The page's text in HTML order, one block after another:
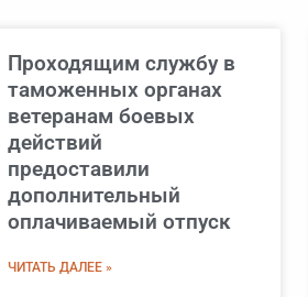
Проходящим службу в
таможенных органах
ветеранам боевых
действий
предоставили
дополнительный
оплачиваемый отпуск
ЧИТАТЬ ДАЛЕЕ »